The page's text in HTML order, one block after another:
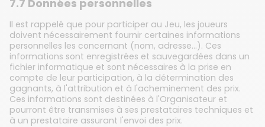
7.7 Données personnelles
Il est rappelé que pour participer au Jeu, les joueurs
doivent nécessairement fournir certaines informations
personnelles les concernant (nom, adresse…). Ces
informations sont enregistrées et sauvegardées dans un
fichier informatique et sont nécessaires à la prise en
compte de leur participation, à la détermination des
gagnants, à l'attribution et à l'acheminement des prix.
Ces informations sont destinées à l'Organisateur et
pourront être transmises à ses prestataires techniques et
à un prestataire assurant l'envoi des prix.